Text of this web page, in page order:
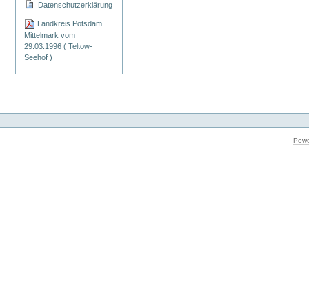
Datenschutzerklärung
Landkreis Potsdam
Mittelmark vom
29.03.1996 ( Teltow-
Seehof )